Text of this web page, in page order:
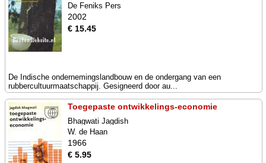
De Feniks Pers
2002
€ 15.45
De Indische ondernemingslandbouw en de ondergang van een
rubbercultuurmaatschappij. Gesigneerd door au...
Toegepaste ontwikkelings-economie
Bhagwati Jagdish
W. de Haan
1966
€ 5.95